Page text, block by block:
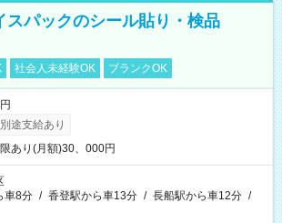
スパックのシール貼り・検品
社会人未経験OK ブランクOK
途支給あり
あり(月額)30、000円
車8分 / 香登駅から車13分 / 長船駅から車12分 /